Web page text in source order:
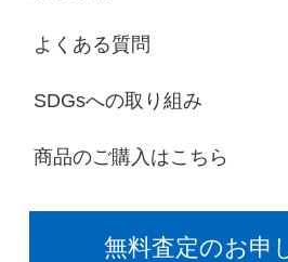
よくある質問
SDGsへの取り組み
商品のご購入はこちら
無料査定のお申